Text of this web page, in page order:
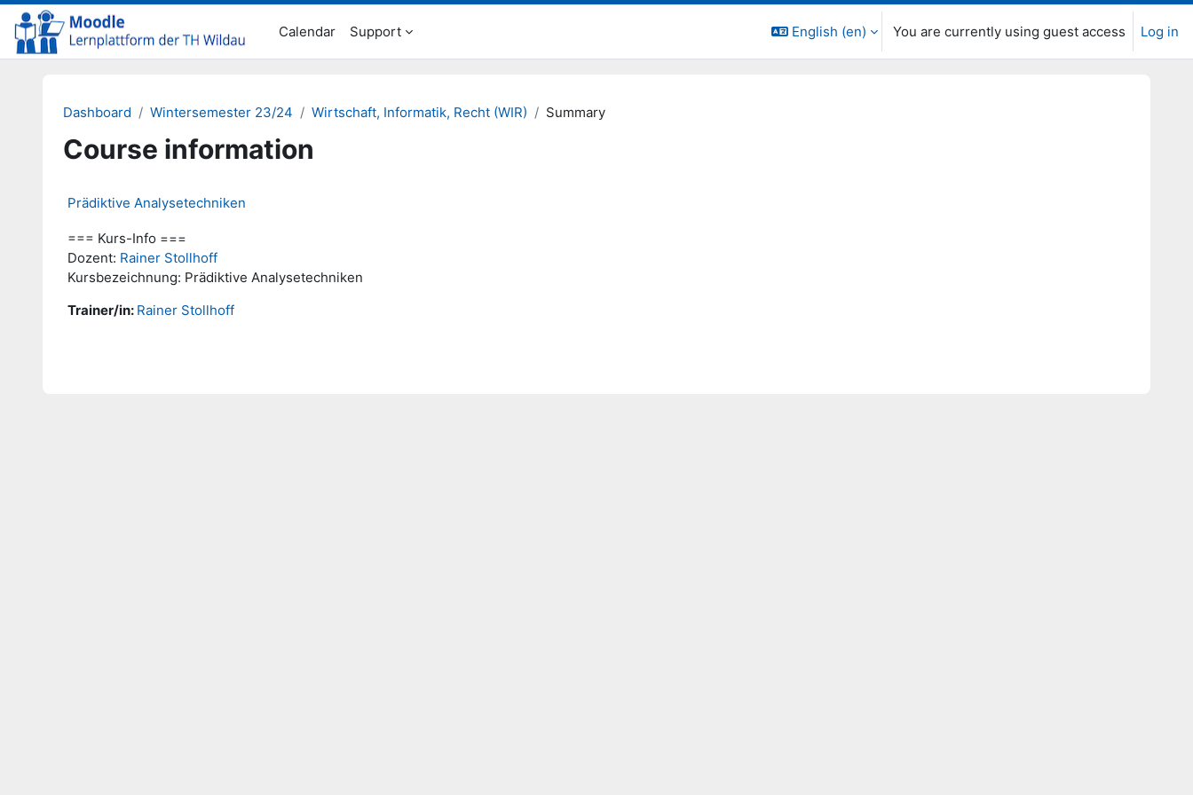
Skip to main content
Calendar
Support English ‎(en)‎ You are currently using guest access Log in
Dashboard Wintersemester 23/24 Wirtschaft, Informatik, Recht (WIR) Summary
Course information
Prädiktive Analysetechniken
=== Kurs-Info ===
Dozent: Rainer Stollhoff
Kursbezeichnung: Prädiktive Analysetechniken
Trainer/in: Rainer Stollhoff